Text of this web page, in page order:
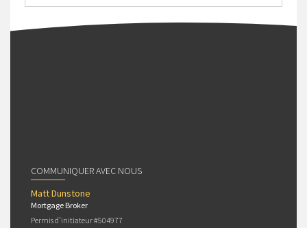
COMMUNIQUER AVEC NOUS
Matt Dunstone
Mortgage Broker
Permis d’initiateur #504977